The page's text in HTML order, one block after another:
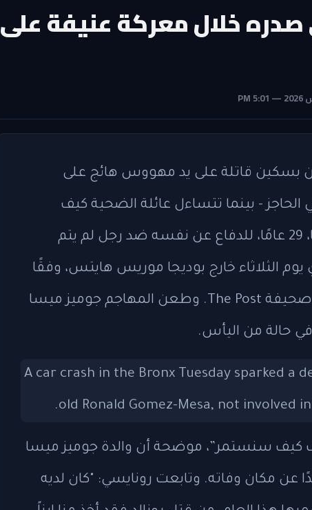
خلال معركة عنيفة على
قاتلة على يد مهووس هائج على
الحاجز - بينما تتساءل عائلة الضحية كيف
سيستمرون بدونه. وقف رونالد جوميز ميسا، 29 عامًا، للدفاع عن نفسه ضد رجل لم يتم
الثلاثاء خارج بوديجا موريس هايتس، وفقًا
لعائلته ومقطع فيديو وحشي حصلت عليه صحيفة The Post. وطعن المهاجم جوميز ميسا
حالة من اليأس.
كيف سنستمر”، موضحة أن والدة جوميز ميسا
عن مكان وفاته. وتابعت رونايسي: "كان لديه